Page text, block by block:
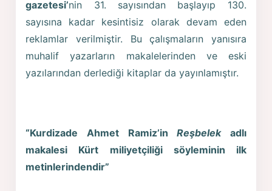
gazetesi’nin 31. sayısından başlayıp 130.
sayısına kadar kesintisiz olarak devam eden
reklamlar verilmiştir. Bu çalışmaların yanısıra
muhalif yazarların makalelerinden ve eski
yazılarından derlediği kitaplar da yayınlamıştır.
“Kurdizade Ahmet Ramiz’inReşbelekadlı
makalesi Kürt miliyetçiliği söyleminin ilk
metinlerindendir”